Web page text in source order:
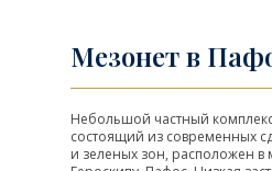
Небольшой частный
состоящий из современных
и зеленых зон, расположен в
Мезонет в